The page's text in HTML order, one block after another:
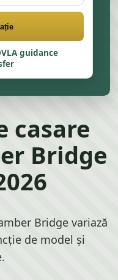
guidance
casare
Bridge
Bridge variază
de model și